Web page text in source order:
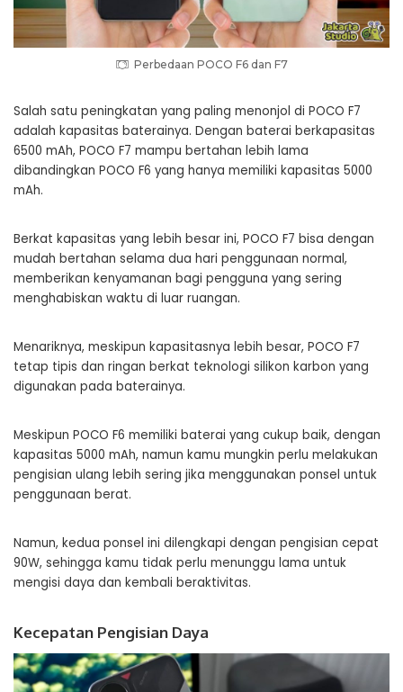
Perbedaan POCO F6 dan F7
Salah satu peningkatan yang paling menonjol di POCO F7
adalah kapasitas baterainya. Dengan baterai berkapasitas
6500 mAh, POCO F7 mampu bertahan lebih lama
dibandingkan POCO F6 yang hanya memiliki kapasitas 5000
mAh.
Berkat kapasitas yang lebih besar ini, POCO F7 bisa dengan
mudah bertahan selama dua hari penggunaan normal,
memberikan kenyamanan bagi pengguna yang sering
menghabiskan waktu di luar ruangan.
Menariknya, meskipun kapasitasnya lebih besar, POCO F7
tetap tipis dan ringan berkat teknologi silikon karbon yang
digunakan pada baterainya.
Meskipun POCO F6 memiliki baterai yang cukup baik, dengan
kapasitas 5000 mAh, namun kamu mungkin perlu melakukan
pengisian ulang lebih sering jika menggunakan ponsel untuk
penggunaan berat.
Namun, kedua ponsel ini dilengkapi dengan pengisian cepat
90W, sehingga kamu tidak perlu menunggu lama untuk
mengisi daya dan kembali beraktivitas.
Kecepatan Pengisian Daya